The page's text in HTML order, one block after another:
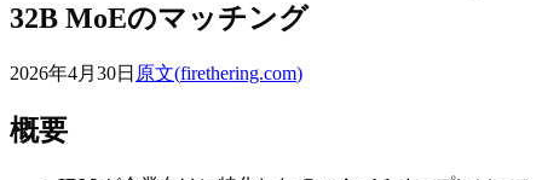
32B MoEのマッチング
2026年4月30日 原文(firethering.com)
概要